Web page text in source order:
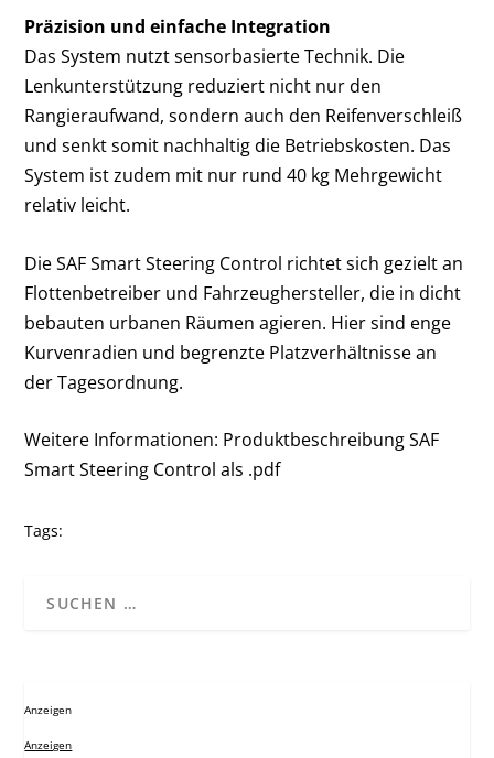
Präzision und einfache Integration
Das System nutzt sensorbasierte Technik. Die
Lenkunterstützung reduziert nicht nur den
Rangieraufwand, sondern auch den Reifenverschleiß
und senkt somit nachhaltig die Betriebskosten. Das
System ist zudem mit nur rund 40 kg Mehrgewicht
relativ leicht.
Die SAF Smart Steering Control richtet sich gezielt an
Flottenbetreiber und Fahrzeughersteller, die in dicht
bebauten urbanen Räumen agieren. Hier sind enge
Kurvenradien und begrenzte Platzverhältnisse an
der Tagesordnung.
Weitere Informationen: Produktbeschreibung SAF
Smart Steering Control als .pdf
Tags:
Anzeigen
Anzeigen